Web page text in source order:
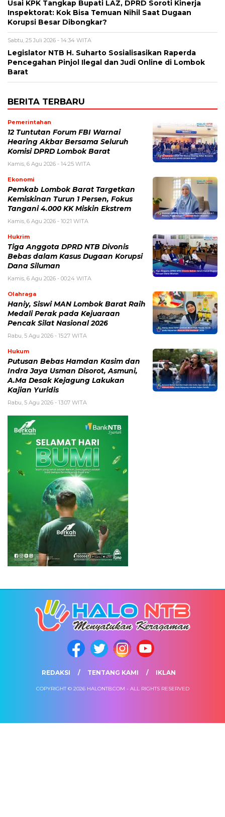
Usai KPK Tangkap Bupati LAZ, DPRD Soroti Kinerja
Inspektorat: Kok Bisa Temuan Nihil Saat Dugaan
Korupsi Besar Dibongkar?
Sabtu, 25 Juli 2026 - 14:34 WITA
Legislator NTB H. Suharto Sosialisasikan Raperda
Pencegahan Pinjol Ilegal dan Judi Online di Lombok
Barat
BERITA TERBARU
Pemerintahan
12 Tuntutan Forum FBI Warnai
Hearing Akbar Bersama Seluruh
Komisi DPRD Lombok Barat
Kamis, 6 Agu 2026 - 14:25 WITA
Ekonomi
Pemkab Lombok Barat Targetkan
Kemiskinan Turun 1 Persen, Fokus
Tangani 4.000 KK Miskin Ekstrem
Kamis, 6 Agu 2026 - 10:21 WITA
Hukrim
Tiga Anggota DPRD NTB Divonis
Bebas dalam Kasus Dugaan Korupsi
Dana Siluman
Kamis, 6 Agu 2026 - 00:24 WITA
Olahraga
Haniy, Siswi MAN Lombok Barat Raih
Medali Perak pada Kejuaraan
Pencak Silat Nasional 2026
Rabu, 5 Agu 2026 - 15:27 WITA
Hukum
Putusan Bebas Hamdan Kasim dan
Indra Jaya Usman Disorot, Asmuni,
A.Ma Desak Kejagung Lakukan
Kajian Yuridis
Rabu, 5 Agu 2026 - 13:07 WITA
REDAKSI TENTANG KAMI IKLAN
COPYRIGHT © 2026 HALONTB.COM - ALL RIGHTS RESERVED